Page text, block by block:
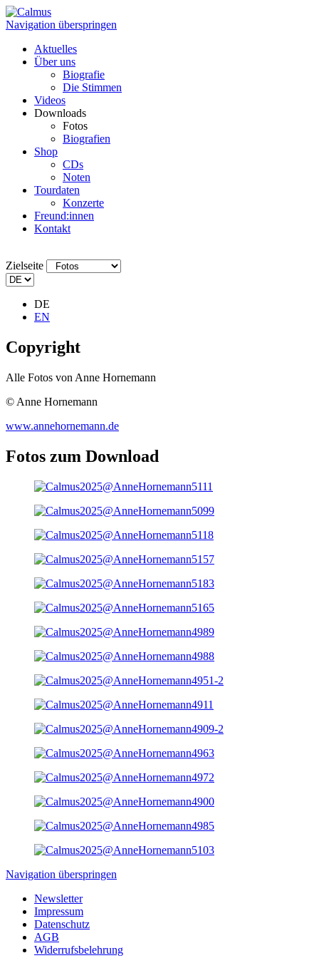
Navigation überspringen
Aktuelles
Über uns
Biografie
Die Stimmen
Videos
Downloads
Fotos
Biografien
Shop
CDs
Noten
Tourdaten
Konzerte
Freund:innen
Kontakt
Zielseite
DE
EN
Copyright
Alle Fotos von Anne Hornemann
© Anne Hornemann
www.annehornemann.de
Fotos zum Download
Navigation überspringen
Newsletter
Impressum
Datenschutz
AGB
Widerrufsbelehrung